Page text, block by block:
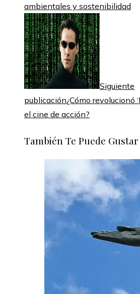
ambientales y sostenibilidad
Siguiente
publicación¿Cómo revolucionó
el cine de acción?
También Te Puede Gustar